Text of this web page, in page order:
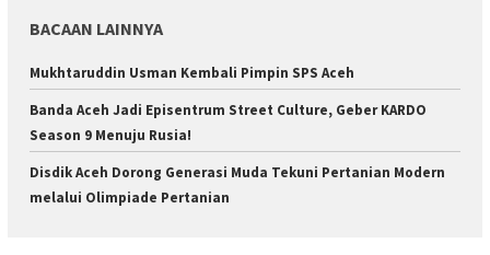
BACAAN LAINNYA
Mukhtaruddin Usman Kembali Pimpin SPS Aceh
Banda Aceh Jadi Episentrum Street Culture, Geber KARDO
Season 9 Menuju Rusia!
Disdik Aceh Dorong Generasi Muda Tekuni Pertanian Modern
melalui Olimpiade Pertanian